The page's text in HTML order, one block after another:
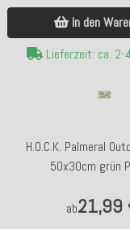
In den
Lieferzeit: ca. 2-
H.O.C.K. Palmeral
50x30cm grün
ab21,99
Top bewertet
H.O.C.K.
50x50x5cm